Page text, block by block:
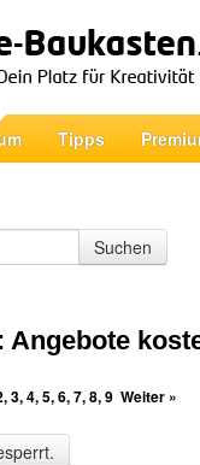
Tipps
Suchen
Angebote
,3,4,5,6,7,8,9 Weiter »